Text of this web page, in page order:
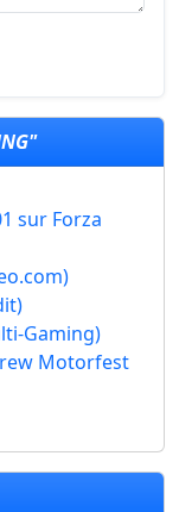
sur Forza
Gaming)
Motorfest